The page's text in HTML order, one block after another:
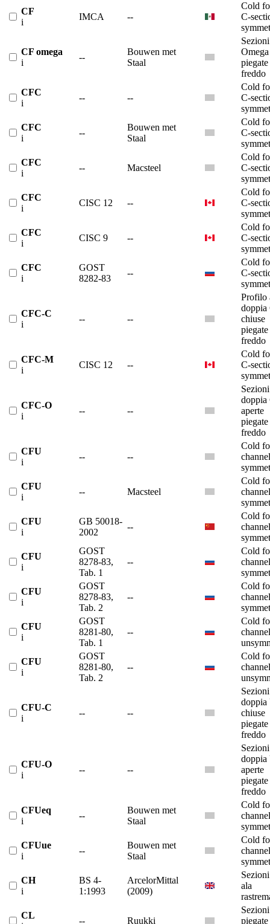
CF
i
IMCA --
Cold
C-
CF omega
i
--
Bouwen met
Staal
Omega
piegate
freddo
CFC
i
-- --
Cold
C-
CFC
i
--
Bouwen met
Staal
Cold
C-
CFC
i
-- Macsteel
Cold
C-
CFC
i
CISC 12 --
Cold
C-
CFC
i
CISC 9 --
Cold
C-
CFC
i
GOST
8282-83
--
Cold
C-
CFC-C
i
-- --
Profilo
doppia
chiuse
piegate
freddo
CFC-M
i
CISC 12 --
Cold
C-
CFC-O
i
-- --
doppia
aperte
piegate
freddo
CFU
i
-- --
Cold
CFU
i
-- Macsteel
Cold
CFU
i
GB 50018-
2002
--
Cold
CFU
i
GOST
8278-83,
Tab. 1
--
Cold
CFU
i
GOST
8278-83,
Tab. 2
--
Cold
CFU
i
GOST
8281-80,
Tab. 1
--
Cold
CFU
i
GOST
8281-80,
Tab. 2
--
Cold
CFU-C
i
-- --
doppia
chiuse
piegate
freddo
CFU-O
i
-- --
doppia
aperte
piegate
freddo
CFUeq
i
--
Bouwen met
Staal
Cold
CFUue
i
--
Bouwen met
Staal
Cold
CH
i
BS 4-
1:1993
ArcelorMittal
(2009)
ala
CL
-- Ruukki
piegate